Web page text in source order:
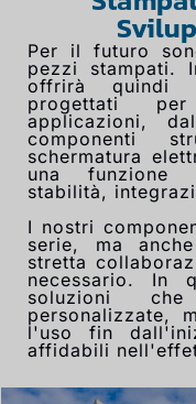
Per il futuro
pezzi stampati.
offrirà quindi
progettati
applicazioni,
componenti
schermatura
una funzione
stabilità,
I nostri
serie, ma
stretta
necessario. In
soluzioni
personalizzate,
l'uso fin
affidabili